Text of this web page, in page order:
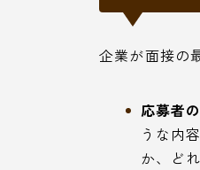
企業が面接の
応募者
うな内
か、ど